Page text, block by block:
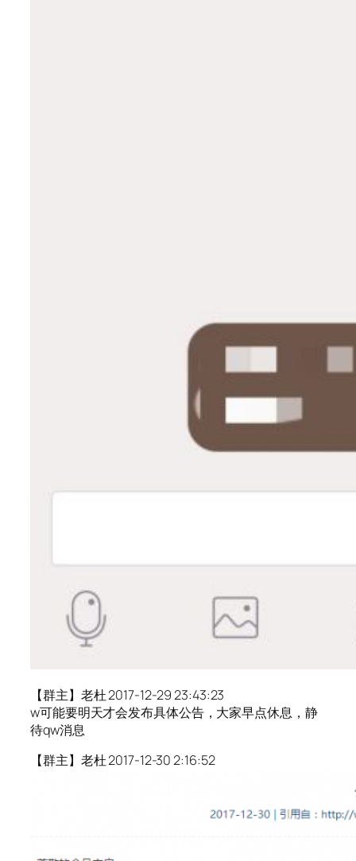
【群主】老杜 2017-12-29 23:43:23
w可能要明天才会发布具体公告，大家早点休息，静
待qw消息
【群主】老杜 2017-12-30 2:16:52